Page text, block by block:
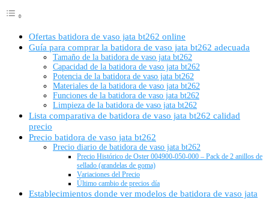
Ofertas batidora de vaso jata bt262 online
Guía para comprar la batidora de vaso jata bt262 adecuada
Tamaño de la batidora de vaso jata bt262
Capacidad de la batidora de vaso jata bt262
Potencia de la batidora de vaso jata bt262
Materiales de la batidora de vaso jata bt262
Funciones de la batidora de vaso jata bt262
Limpieza de la batidora de vaso jata bt262
Lista comparativa de batidora de vaso jata bt262 calidad
precio
Precio batidora de vaso jata bt262
Precio diario de batidora de vaso jata bt262
Precio Histórico de Oster 004900-050-000 – Pack de 2 anillos de
sellado (arandelas de goma)
Variaciones del Precio
Último cambio de precios día
Establecimientos donde ver modelos de batidora de vaso jata